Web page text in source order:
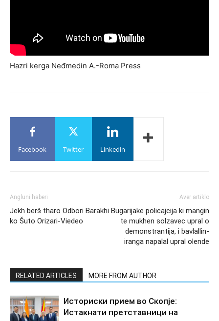
Hazri kerga Neđmedin A.-Roma Press
Facebook Twitter Linkedin
Angluni haberi
Jekh berš tharo Odbori Barakhi
ko Šuto Orizari-Viedeo
Aver artiklo
Bugarijake policajcija ki mangin
te mukhen solzavec upral o
demonstrantija, i bavlallin-
iranga napalal upral olende
RELATED ARTICLES MORE FROM AUTHOR
Историски прием во Скопје:
Истакнати претставници на